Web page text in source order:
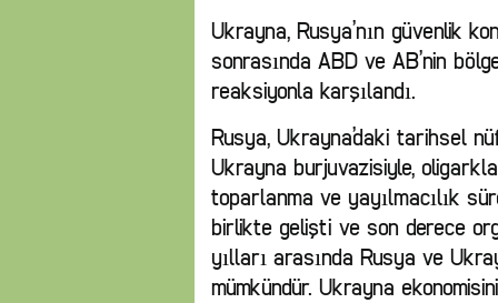
Ukrayna, Rusya’nın güvenlik
sonrasında ABD ve AB’nin
reaksiyonla karşılandı.
Rusya, Ukrayna’daki tarihsel
Ukrayna burjuvazisiyle,
toparlanma ve yayılmacılık
birlikte gelişti ve son derece
yılları arasında Rusya ve
mümkündür. Ukrayna